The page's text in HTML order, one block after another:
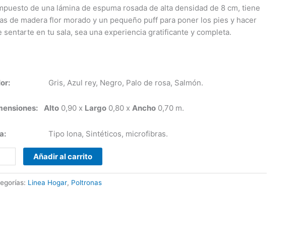
de una lámina de espuma rosada de alta densidad de 8 cm, tiene
de madera flor morado y un pequeño puff para poner los pies y hacer
sentarte en tu sala, sea una experiencia gratificante y completa.
Gris, Azul rey, Negro, Palo de rosa, Salmón.
Alto 0,90 x Largo 0,80 x Ancho 0,70 m.
Tipo lona, Sintéticos, microfibras.
Añadir al carrito
Linea Hogar, Poltronas